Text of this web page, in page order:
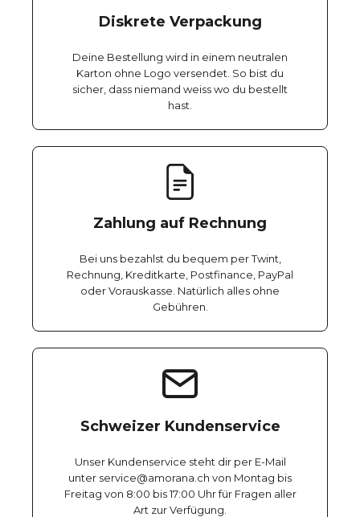
Diskrete Verpackung
Deine Bestellung wird in einem neutralen
Karton ohne Logo versendet. So bist du
sicher, dass niemand weiss wo du bestellt
hast.
Zahlung auf Rechnung
Bei uns bezahlst du bequem per Twint,
Rechnung, Kreditkarte, Postfinance, PayPal
oder Vorauskasse. Natürlich alles ohne
Gebühren.
Schweizer Kundenservice
Unser Kundenservice steht dir per E-Mail
unter service@amorana.ch von Montag bis
Freitag von 8:00 bis 17:00 Uhr für Fragen aller
Art zur Verfügung.